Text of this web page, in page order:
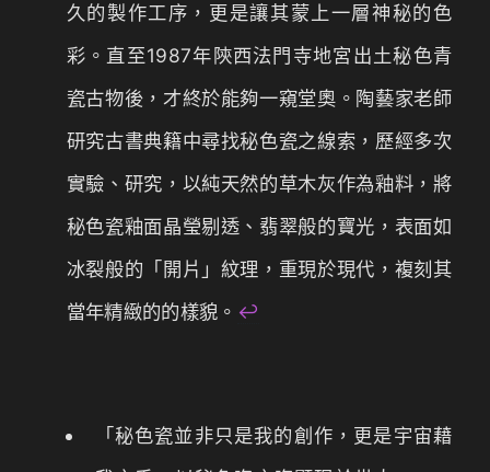
久的製作工序，更是讓其蒙上一層神秘的色
彩。直至1987年陝西法門寺地宮出土秘色青
瓷古物後，才終於能夠一窺堂奧。陶藝家老師
研究古書典籍中尋找秘色瓷之線索，歷經多次
實驗、研究，以純天然的草木灰作為釉料，將
秘色瓷釉面晶瑩剔透、翡翠般的寶光，表面如
冰裂般的「開片」紋理，重現於現代，複刻其
當年精緻的的樣貌。 ↩
「秘色瓷並非只是我的創作，更是宇宙藉